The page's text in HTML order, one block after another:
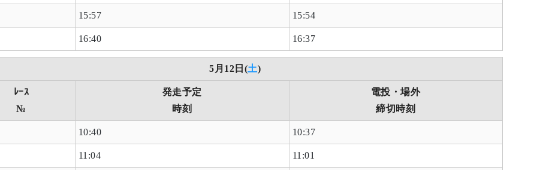
15:57 15:54
16:40 16:37
5月12日(土)
ﾚｰｽ
№
発走予定
時刻
電投・場外
締切時刻
10:40 10:37
11:04 11:01